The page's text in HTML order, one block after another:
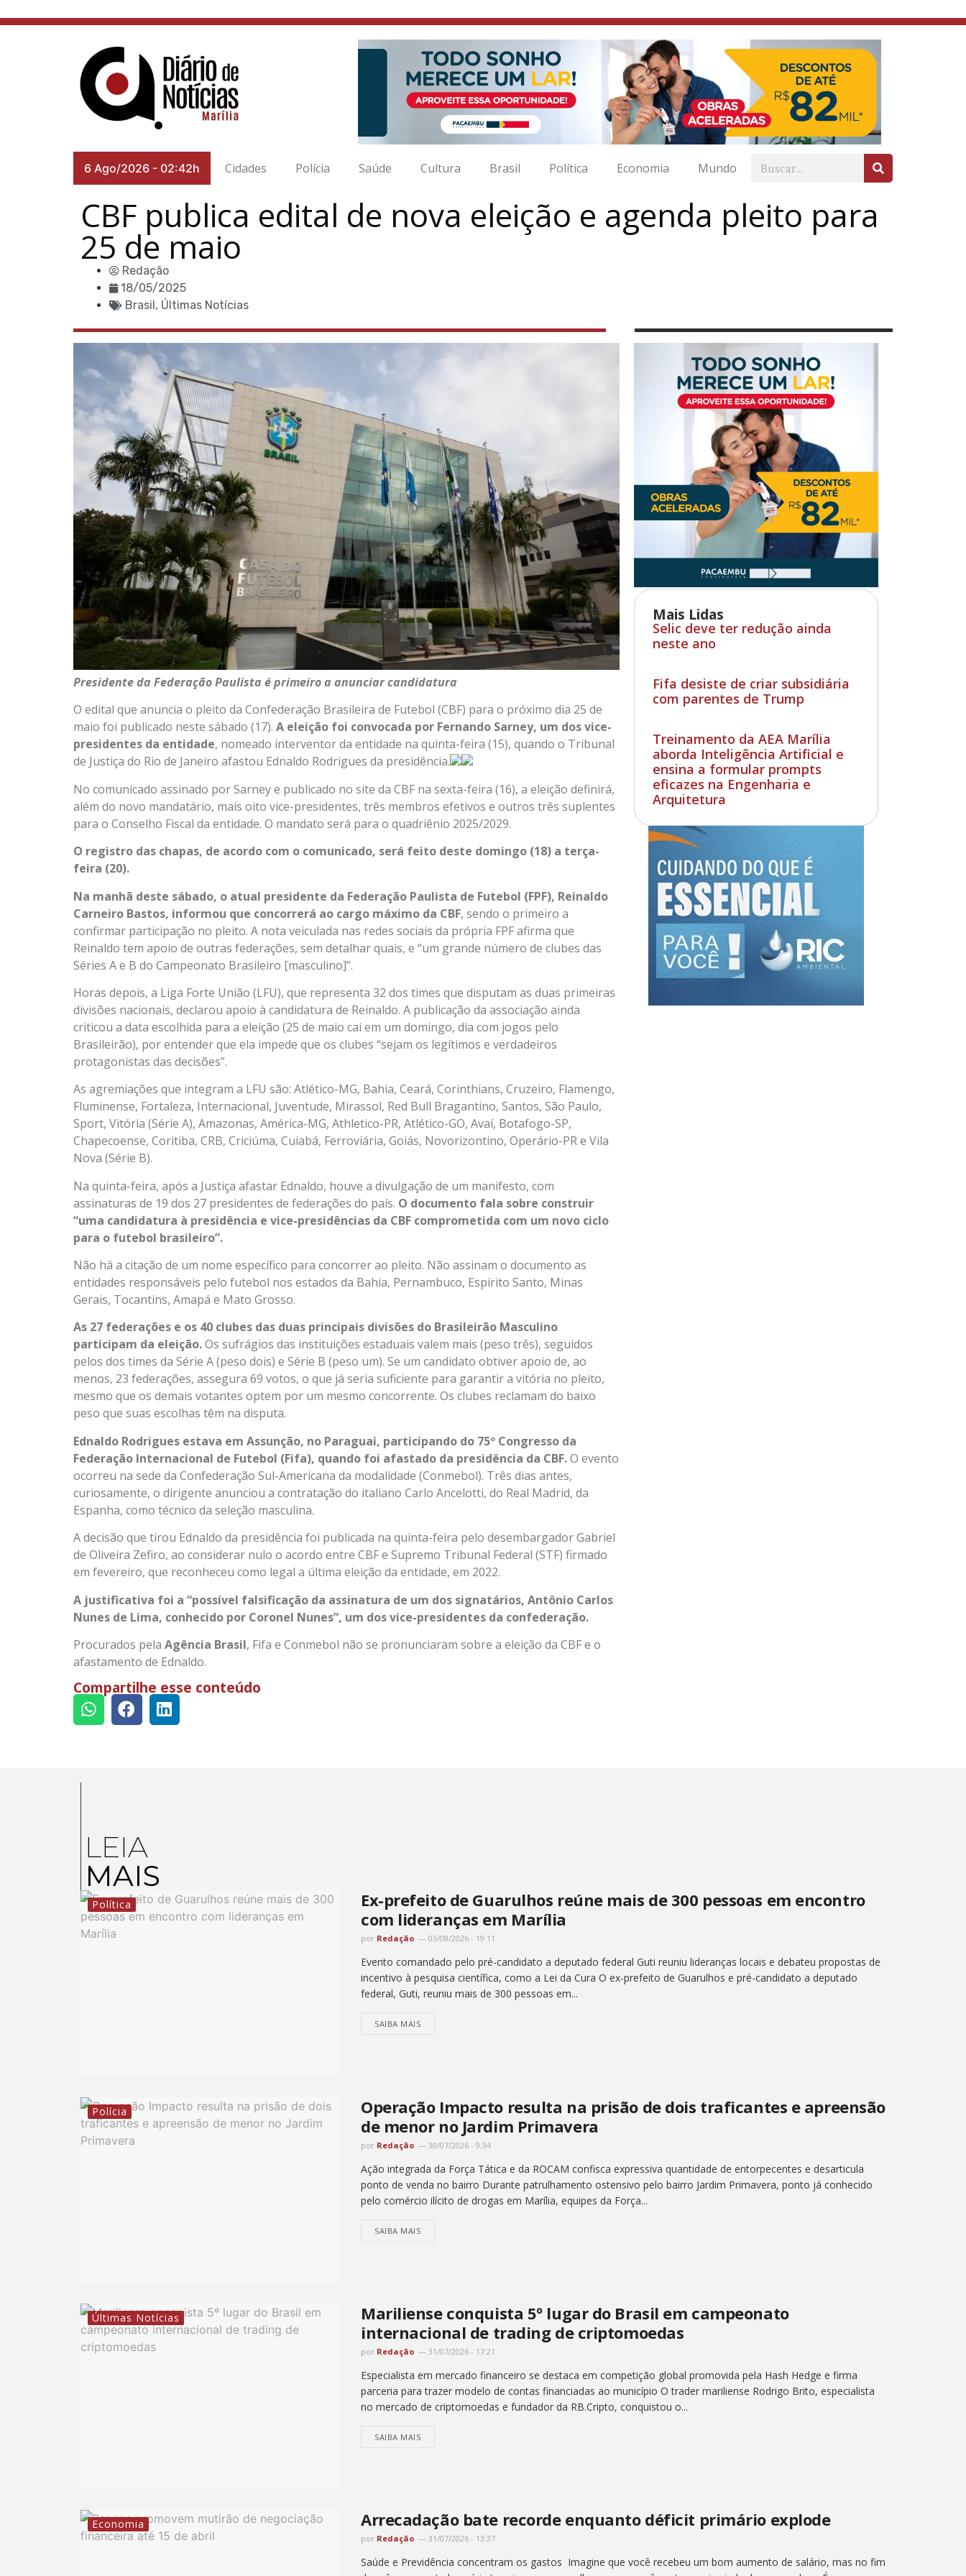
6 Ago/2026 - 02:42h Cidades Polícia Saúde Cultura Brasil Política Economia Mundo
CBF publica edital de nova eleição e agenda pleito para
25 de maio
Redação
18/05/2025
Brasil, Últimas Notícias
Mais Lidas
Selic deve ter redução ainda
neste ano
Fifa desiste de criar subsidiária
com parentes de Trump
Treinamento da AEA Marília
aborda Inteligência Artificial e
ensina a formular prompts
eficazes na Engenharia e
Arquitetura
Presidente da Federação Paulista é primeiro a anunciar candidatura
O edital que anuncia o pleito da Confederação Brasileira de Futebol (CBF) para o próximo dia 25 de
maio foi publicado neste sábado (17).A eleição foi convocada por Fernando Sarney, um dos vice-
presidentes da entidade, nomeado interventor da entidade na quinta-feira (15), quando o Tribunal
de Justiça do Rio de Janeiro afastou Ednaldo Rodrigues da presidência.
No comunicado assinado por Sarney e publicado no site da CBF na sexta-feira (16), a eleição definirá,
além do novo mandatário, mais oito vice-presidentes, três membros efetivos e outros três suplentes
para o Conselho Fiscal da entidade. O mandato será para o quadriênio 2025/2029.
O registro das chapas, de acordo com o comunicado, será feito deste domingo (18) a terça-
feira (20).
Na manhã deste sábado, o atual presidente da Federação Paulista de Futebol (FPF), Reinaldo
Carneiro Bastos, informou que concorrerá ao cargo máximo da CBF, sendo o primeiro a
confirmar participação no pleito. A nota veiculada nas redes sociais da própria FPF afirma que
Reinaldo tem apoio de outras federações, sem detalhar quais, e “um grande número de clubes das
Séries A e B do Campeonato Brasileiro [masculino]”.
Horas depois, a Liga Forte União (LFU), que representa 32 dos times que disputam as duas primeiras
divisões nacionais, declarou apoio à candidatura de Reinaldo. A publicação da associação ainda
criticou a data escolhida para a eleição (25 de maio cai em um domingo, dia com jogos pelo
Brasileirão), por entender que ela impede que os clubes “sejam os legítimos e verdadeiros
protagonistas das decisões”.
As agremiações que integram a LFU são: Atlético-MG, Bahia, Ceará, Corinthians, Cruzeiro, Flamengo,
Fluminense, Fortaleza, Internacional, Juventude, Mirassol, Red Bull Bragantino, Santos, São Paulo,
Sport, Vitória (Série A), Amazonas, América-MG, Athletico-PR, Atlético-GO, Avaí, Botafogo-SP,
Chapecoense, Coritiba, CRB, Criciúma, Cuiabá, Ferroviária, Goiás, Novorizontino, Operário-PR e Vila
Nova (Série B).
Na quinta-feira, após a Justiça afastar Ednaldo, houve a divulgação de um manifesto, com
assinaturas de 19 dos 27 presidentes de federações do país. O documento fala sobre construir
“uma candidatura à presidência e vice-presidências da CBF comprometida com um novo ciclo
para o futebol brasileiro”.
Não há a citação de um nome específico para concorrer ao pleito. Não assinam o documento as
entidades responsáveis pelo futebol nos estados da Bahia, Pernambuco, Espírito Santo, Minas
Gerais, Tocantins, Amapá e Mato Grosso.
As 27 federações e os 40 clubes das duas principais divisões do Brasileirão Masculino
participam da eleição.Os sufrágios das instituições estaduais valem mais (peso três), seguidos
pelos dos times da Série A (peso dois) e Série B (peso um). Se um candidato obtiver apoio de, ao
menos, 23 federações, assegura 69 votos, o que já seria suficiente para garantir a vitória no pleito,
mesmo que os demais votantes optem por um mesmo concorrente. Os clubes reclamam do baixo
peso que suas escolhas têm na disputa.
Ednaldo Rodrigues estava em Assunção, no Paraguai, participando do 75º Congresso da
Federação Internacional de Futebol (Fifa), quando foi afastado da presidência da CBF.O evento
ocorreu na sede da Confederação Sul-Americana da modalidade (Conmebol). Três dias antes,
curiosamente, o dirigente anunciou a contratação do italiano Carlo Ancelotti, do Real Madrid, da
Espanha, como técnico da seleção masculina.
A decisão que tirou Ednaldo da presidência foi publicada na quinta-feira pelo desembargador Gabriel
de Oliveira Zefiro, ao considerar nulo o acordo entre CBF e Supremo Tribunal Federal (STF) firmado
em fevereiro, que reconheceu como legal a última eleição da entidade, em 2022.
A justificativa foi a “possível falsificação da assinatura de um dos signatários, Antônio Carlos
Nunes de Lima, conhecido por Coronel Nunes”, um dos vice-presidentes da confederação.
Procurados pelaAgência Brasil, Fifa e Conmebol não se pronunciaram sobre a eleição da CBF e o
afastamento de Ednaldo.
Compartilhe esse conteúdo
LEIA
MAIS
Política
Ex-prefeito de Guarulhos reúne mais de 300 pessoas em encontro
com lideranças em Marília
por Redação 03/08/2026 - 19:11
Evento comandado pelo pré-candidato a deputado federal Guti reuniu lideranças locais e debateu propostas de
incentivo à pesquisa científica, como a Lei da Cura O ex-prefeito de Guarulhos e pré-candidato a deputado
federal, Guti, reuniu mais de 300 pessoas em...
SAIBA MAIS
Polícia
Operação Impacto resulta na prisão de dois traficantes e apreensão
de menor no Jardim Primavera
por Redação 30/07/2026 - 9:34
Ação integrada da Força Tática e da ROCAM confisca expressiva quantidade de entorpecentes e desarticula
ponto de venda no bairro Durante patrulhamento ostensivo pelo bairro Jardim Primavera, ponto já conhecido
pelo comércio ilícito de drogas em Marília, equipes da Força...
SAIBA MAIS
Últimas Notícias
Mariliense conquista 5º lugar do Brasil em campeonato
internacional de trading de criptomoedas
por Redação 31/07/2026 - 17:21
Especialista em mercado financeiro se destaca em competição global promovida pela Hash Hedge e firma
parceria para trazer modelo de contas financiadas ao município O trader mariliense Rodrigo Brito, especialista
no mercado de criptomoedas e fundador da RB.Cripto, conquistou o...
SAIBA MAIS
Economia Arrecadação bate recorde enquanto déficit primário explode
por Redação 31/07/2026 - 13:37
Saúde e Previdência concentram os gastos Imagine que você recebeu um bom aumento de salário, mas no fim